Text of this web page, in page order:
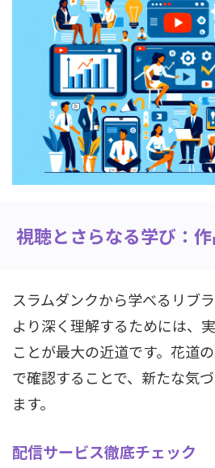
視聴とさらなる学び：
スラムダンクから学べるリブ
より深く理解するためには、
ことが最大の近道です。花道
で確認することで、新たな気
ます。
配信サービス徹底チェック